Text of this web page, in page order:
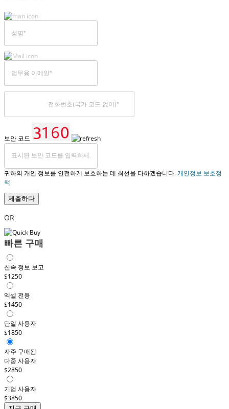
보안 코드
귀하의 개인 정보를 안전하게 보호하는 데 최선을 다하겠습니다.개인정보 보호정
책
제출하다
OR
빠른 구매
신속 정보 보고
$1250
엑셀 전용
$1450
단일 사용자
$1850
자주 구매됨
다중 사용자
$2850
기업 사용자
$3850